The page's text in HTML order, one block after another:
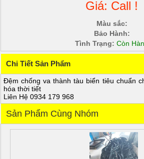
Giá: Call !
Màu sắc:
Bảo Hành:
Tình Trạng: Còn
Chi Tiết Sản Phẩm
Đệm chống va thành tàu biển tiêu chuẩn
hóa thời tiết
Liên Hệ 0934 179 968
Sản Phẩm Cùng Nhóm